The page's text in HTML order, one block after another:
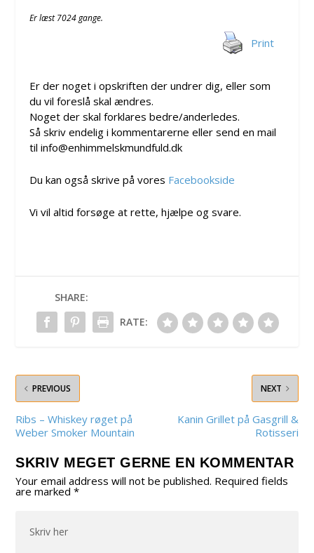
Er læst 7024 gange.
Print
Er der noget i opskriften der undrer dig, eller som
du vil foreslå skal ændres.
Noget der skal forklares bedre/anderledes.
Så skriv endelig i kommentarerne eller send en mail
til info@enhimmelskmundfuld.dk
Du kan også skrive på vores Facebookside
Vi vil altid forsøge at rette, hjælpe og svare.
SHARE:
RATE:
PREVIOUS
Ribs – Whiskey røget på
Weber Smoker Mountain
NEXT
Kanin Grillet på Gasgrill &
Rotisseri
SKRIV MEGET GERNE EN KOMMENTAR
Your email address will not be published. Required fields
are marked*